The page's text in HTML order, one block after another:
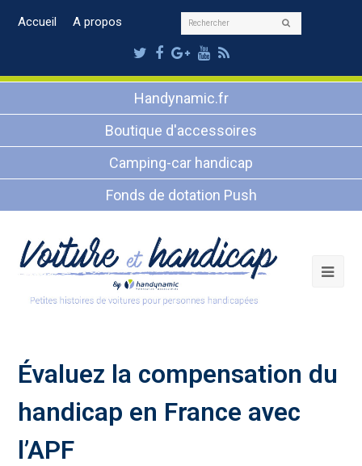
Accueil A propos Rechercher
Twitter
Facebook
Google
Plus
Youtube
RSS
Handynamic.fr
Boutique d'accessoires
Camping-car handicap
Fonds de dotation Push
Évaluez la compensation du
handicap en France avec
l’APF